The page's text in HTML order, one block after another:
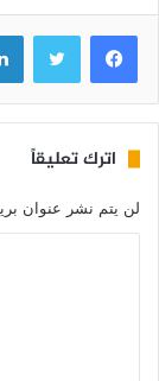
فيسبوك تويتر
اترك تعليقاً
لن يتم نشر عنوان